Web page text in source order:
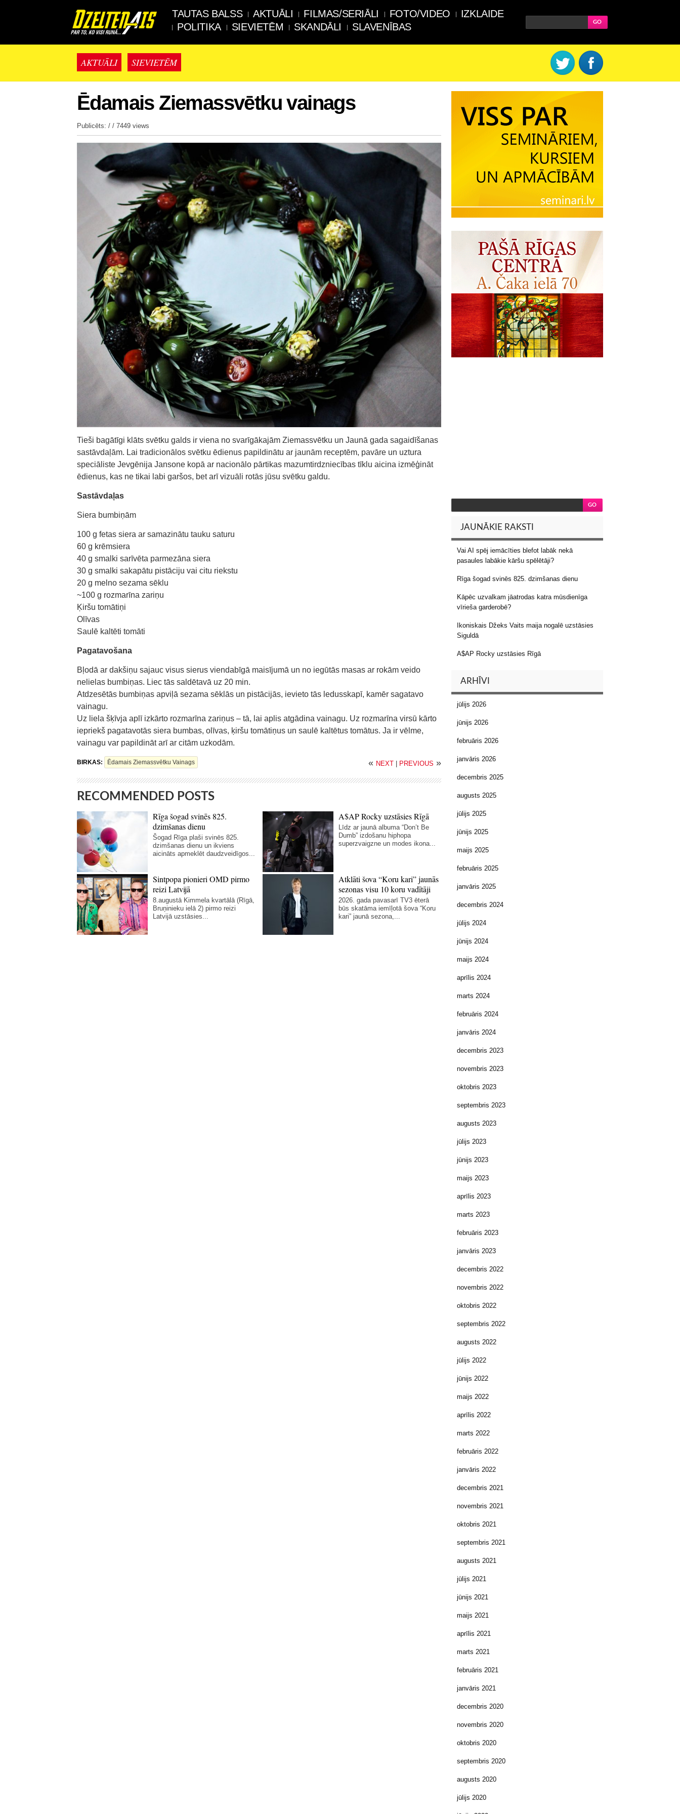
TAUTAS BALSS AKTUĀLI FILMAS/SERIĀLI FOTO/VIDEO
IZKLAIDE
POLITIKA
SIEVIETĒM SKANDĀLI SLAVENĪBAS
AKTUĀLI SIEVIETĒM
Ēdamais Ziemassvētku vainags
Publicēts: / / 7449 views
Tieši bagātīgi klāts svētku galds ir viena no svarīgākajām Ziemassvētku un Jaunā gada sagaidīšanas
sastāvdaļām. Lai tradicionālos svētku ēdienus papildinātu ar jaunām receptēm, pavāre un uztura
speciāliste Jevgēnija Jansone kopā ar nacionālo pārtikas mazumtirdzniecības tīklu aicina izmēģināt
ēdienus, kas ne tikai labi garšos, bet arī vizuāli rotās jūsu svētku galdu.
Sastāvdaļas
Siera bumbiņām
100 g fetas siera ar samazinātu tauku saturu
60 g krēmsiera
40 g smalki sarīvēta parmezāna siera
30 g smalki sakapātu pistāciju vai citu riekstu
20 g melno sezama sēklu
~100 g rozmarīna zariņu
Ķiršu tomātiņi
Olīvas
Saulē kaltēti tomāti
Pagatavošana
Bļodā ar dakšiņu sajauc visus sierus viendabīgā maisījumā un no iegūtās masas ar rokām veido
nelielas bumbiņas. Liec tās saldētavā uz 20 min.
Atdzesētās bumbiņas apviļā sezama sēklās un pistācijās, ievieto tās ledusskapī, kamēr sagatavo
vainagu.
Uz liela šķīvja aplī izkārto rozmarīna zariņus – tā, lai aplis atgādina vainagu. Uz rozmarīna virsū kārto
iepriekš pagatavotās siera bumbas, olīvas, ķiršu tomātiņus un saulē kaltētus tomātus. Ja ir vēlme,
vainagu var papildināt arī ar citām uzkodām.
BIRKAS: Ēdamais Ziemassvētku Vainags « NEXT PREVIOUS »
RECOMMENDED POSTS
Rīga šogad svinēs 825.
dzimšanas dienu
Šogad Rīga plaši svinēs 825.
dzimšanas dienu un ikviens
aicināts apmeklēt daudzveidīgos...
A$AP Rocky uzstāsies Rīgā
Līdz ar jaunā albuma “Don’t Be
Dumb” izdošanu hiphopa
superzvaigzne un modes ikona...
Sintpopa pionieri OMD pirmo
reizi Latvijā
8.augustā Kimmela kvartālā (Rīgā,
Bruņinieku ielā 2) pirmo reizi
Latvijā uzstāsies...
Atklāti šova “Koru kari” jaunās
sezonas visu 10 koru vadītāji
2026. gada pavasarī TV3 ēterā
būs skatāma iemīļotā šova “Koru
kari” jaunā sezona,...
JAUNĀKIE RAKSTI
Vai AI spēj iemācīties blefot labāk nekā
pasaules labākie kāršu spēlētāji?
Rīga šogad svinēs 825. dzimšanas dienu
Kāpēc uzvalkam jāatrodas katra mūsdienīga
vīrieša garderobē?
Ikoniskais Džeks Vaits maija nogalē uzstāsies
Siguldā
A$AP Rocky uzstāsies Rīgā
ARHĪVI
jūlijs 2026
jūnijs 2026
februāris 2026
janvāris 2026
decembris 2025
augusts 2025
jūlijs 2025
jūnijs 2025
maijs 2025
februāris 2025
janvāris 2025
decembris 2024
jūlijs 2024
jūnijs 2024
maijs 2024
aprīlis 2024
marts 2024
februāris 2024
janvāris 2024
decembris 2023
novembris 2023
oktobris 2023
septembris 2023
augusts 2023
jūlijs 2023
jūnijs 2023
maijs 2023
aprīlis 2023
marts 2023
februāris 2023
janvāris 2023
decembris 2022
novembris 2022
oktobris 2022
septembris 2022
augusts 2022
jūlijs 2022
jūnijs 2022
maijs 2022
aprīlis 2022
marts 2022
februāris 2022
janvāris 2022
decembris 2021
novembris 2021
oktobris 2021
septembris 2021
augusts 2021
jūlijs 2021
jūnijs 2021
maijs 2021
aprīlis 2021
marts 2021
februāris 2021
janvāris 2021
decembris 2020
novembris 2020
oktobris 2020
septembris 2020
augusts 2020
jūlijs 2020